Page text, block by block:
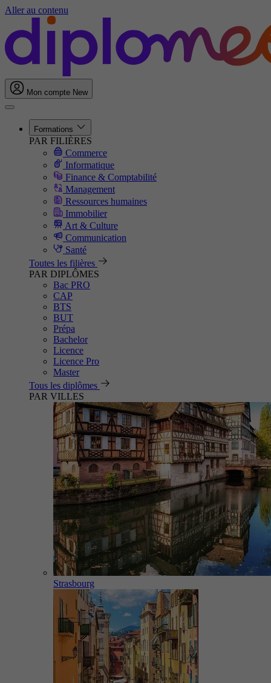
Aller au contenu
Mon compte New
Formations
PAR FILIÈRES
Commerce
Informatique
Finance & Comptabilité
Management
Ressources humaines
Immobilier
Art & Culture
Communication
Santé
Toutes les filières
PAR DIPLÔMES
Bac PRO
CAP
BTS
BUT
Prépa
Bachelor
Licence
Licence Pro
Master
Tous les diplômes
PAR VILLES
Strasbourg